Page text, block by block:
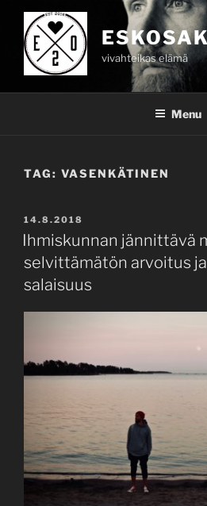
content
vivahteikas elämä
Menu
TAG: VASENKÄTINEN
POSTED
ON
14.8.2018
Ihmiskunnan jännittävä
selvittämätön arvoitus
salaisuus